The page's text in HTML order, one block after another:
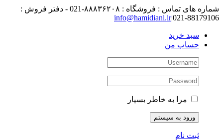
رفتن
به
شماره های تماس : فروشگاه : ۸۸۸۳۶۲۰۸-021 - دفتر فروش :
88179106-021
|
info@hamidiani.ir
سبد خرید
حساب من
مرا به خاطر بسپار
ثبت نام